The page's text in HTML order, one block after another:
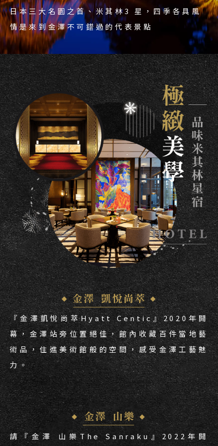
米其林3星，比白川鄉更質樸；同列1995 年世
界文化遺產。
米其林3 星．雪皚皚絕美，白川鄉最長時間漫
步雪世界。
日本三大名園之首、米其林3 星，四季各具風
情是來到金澤不可錯過的代表景點
榮獲威尼斯金獅獎．世界注目的現代建築。
日本最早雙層纜車，全長3200m、落差
1039m，冬季限定。
冬天裡的雪遊，雪上香蕉船、雪盆、戲雪最快
樂。
米其林2 星景點，彷彿時光隧道；飛驒民風純
樸，有“小京都”之美。
『金澤凱悅尚萃Hyatt Centic』2020年開
幕，金澤站旁位置絕佳，館內收藏百件當地藝
術品，住進美術館般的空間，感受金澤工藝魅
力。
請『金澤 山樂The Sanraku』2022年開